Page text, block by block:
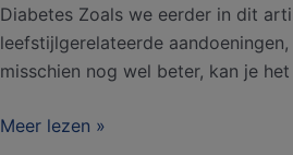
Diabetes Zoals we eerder in dit
leefstijlgerelateerde
misschien nog wel beter, kan je
Meer lezen »